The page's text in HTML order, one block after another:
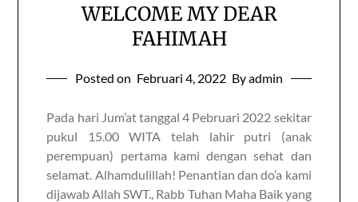
WELCOME MY DEAR
FAHIMAH
Posted on Februari 4, 2022 By admin
Pada hari Jum’at tanggal 4 Pebruari 2022 sekitar
pukul 15.00 WITA telah lahir putri (anak
perempuan) pertama kami dengan sehat dan
selamat. Alhamdulillah! Penantian dan do’a kami
dijawab Allah SWT., Rabb Tuhan Maha Baik yang